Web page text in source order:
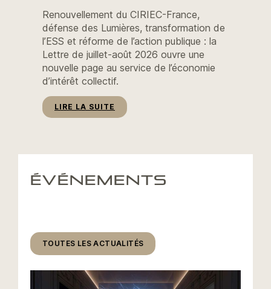
LIRE LA SUITE
LA
AOÛT
Renouvellement du CIRIEC-France,
défense des Lumières, transformation de
l’ESS et réforme de l’action publique : la
Lettre de juillet-août 2026 ouvre une
nouvelle page au service de l’économie
d’intérêt collectif.
ÉVÉNEMENTS
TOUTES LES ACTUALITÉS